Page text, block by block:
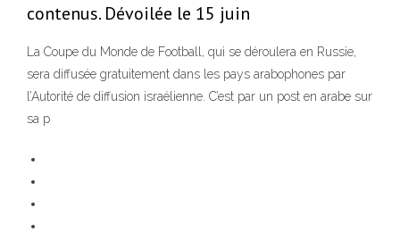
contenus. Dévoilée le 15 juin
La Coupe du Monde de Football, qui se déroulera en Russie,
sera diffusée gratuitement dans les pays arabophones par
l’Autorité de diffusion israélienne. C’est par un post en arabe sur
sa p